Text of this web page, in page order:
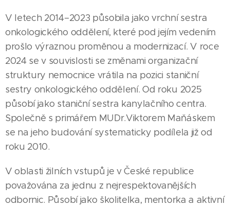
V letech 2014–2023 působila jako vrchní sestra
onkologického oddělení, které pod jejím vedením
prošlo výraznou proměnou a modernizací. V roce
2024 se v souvislosti se změnami organizační
struktury nemocnice vrátila na pozici staniční
sestry onkologického oddělení. Od roku 2025
působí jako staniční sestra kanylačního centra.
Společně s primářem MUDr.Viktorem Maňáskem
se na jeho budování systematicky podílela již od
roku 2010.
V oblasti žilních vstupů je v České republice
považována za jednu z nejrespektovanějších
odbornic. Působí jako školitelka, mentorka a aktivní